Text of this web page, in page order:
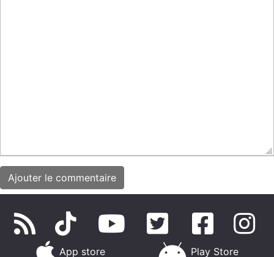
App store Play Store